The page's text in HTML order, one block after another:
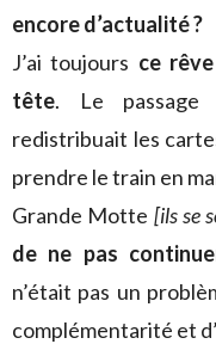
encore d’actualité ?
J’ai toujours ce
tête. Le passage
redistribuait les
prendre le train en
Grande Motte [ils se
de ne pas
n’était pas un
complémentarité et